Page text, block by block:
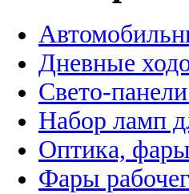
Дневные
Свето-
Набор ламп
Оптика, фары
Фары